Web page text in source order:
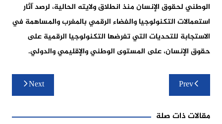
الوطني لحقوق الإنسان منذ انطلاق ولايته الحالية، لرصد آثار
استعمالات التكنولوجيا والفضاء الرقمي بالمغرب والمساهمة في
الاستجابة للتحديات التي تفرضها التكنولوجيا الرقمية على
حقوق الإنسان، على المستوى الوطني والإقليمي والدولي.
تصفّح
المقالات
Prev
Next
مقالات ذات صلة